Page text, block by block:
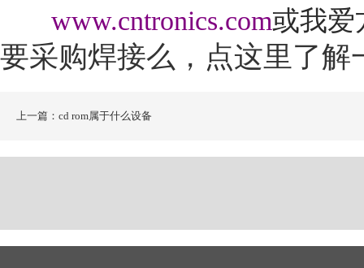
www.cntronics.com或我爱
要采购焊接么，点这里了解
上一篇：cd rom属于什么设备